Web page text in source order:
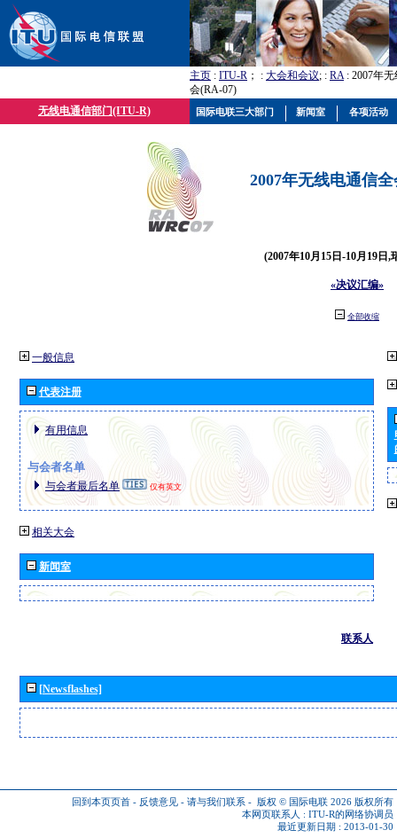
主页 : ITU-R ； : 大会和会议; : RA: 2007年
会(RA-07)
无线电通信部门(ITU-R)
2007年无线电通信
(2007年10月15日-10月19日,
«决议汇编»
全部收缩
一般信息
代表注册
有用信息
与会者名单
与会者最后名单 仅有英文
相关大会
新闻室
联系人
[Newsflashes]
回到本页页首 - 反馈意见 - 请与我们联系 - 版权 © 国际电联 2026 版权所有
本网页联系人 : ITU-R的网络协调员
最近更新日期 : 2013-01-30
国际电联三大部门 新闻室 各项活动